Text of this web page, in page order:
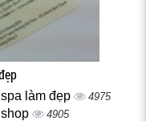
làm đẹp 4975
4905